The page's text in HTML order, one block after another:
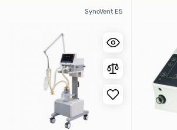
SynoVent E5